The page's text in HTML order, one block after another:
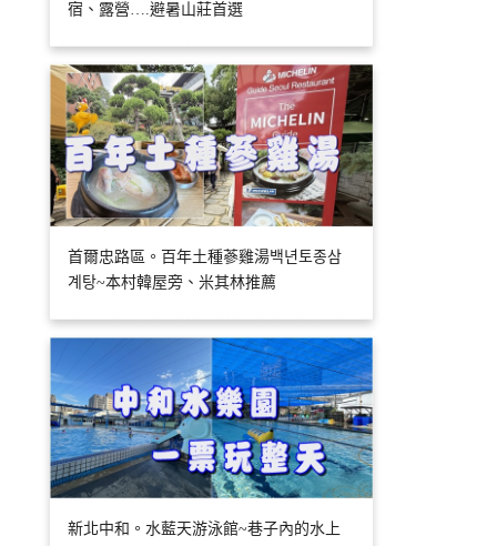
宿、露營….避暑山莊首選
首爾忠路區。百年土種蔘雞湯백년토종삼
계탕~本村韓屋旁、米其林推薦
新北中和。水藍天游泳館~巷子內的水上